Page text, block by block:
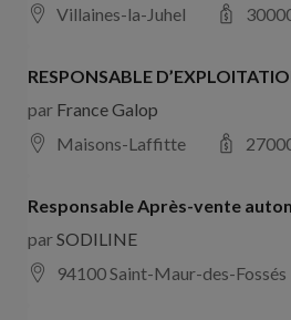
Villaines-la-Juhel
RESPONSABLE
par France Galop
Maisons-Laffitte
Responsable Après-vente
parSODILINE
94100 Saint-Maur-des-Fossés